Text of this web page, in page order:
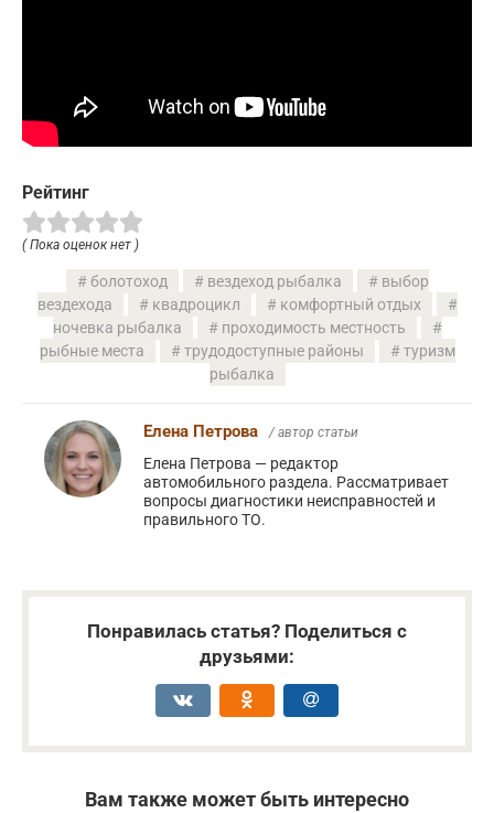
Рейтинг
( Пока оценок нет )
болотоход вездеход рыбалка
выбор
вездехода
квадроцикл
комфортный отдых
ночевка рыбалка
проходимость местность
рыбные места
трудодоступные районы
туризм
рыбалка
Елена Петрова / автор статьи
Елена Петрова — редактор
автомобильного раздела. Рассматривает
вопросы диагностики неисправностей и
правильного ТО.
Понравилась статья? Поделиться с
друзьями:
Вам также может быть интересно